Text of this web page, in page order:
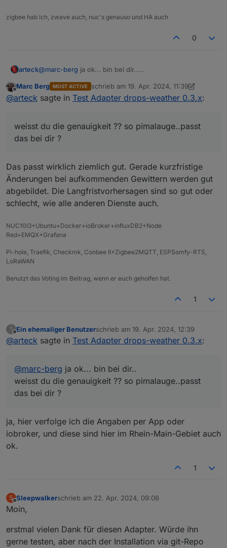
vorgabe wie oft die Daten abgeholt werden
sollte währe auch schön
Aus meiner Sicht besteht die wesentliche Funktion
Vorhersagedaten für den Regen. Da ergibt eine
zigbee hab ich, zwave auch, nuc's genauso und HA auch
0
arteck@marc-berg ja ok... bin bei dir..
bei dir ?
Offline
Marc Berg MOST ACTIVE schrieb am 19. Apr. 2024, 11:39
zuletzt editiert von Marc Berg
@arteck sagte in Test Adapter drops-weather 0.3.x:
weisst du die genauigkeit ?? so pimalauge..passt
das bei dir ?
Das passt wirklich ziemlich gut. Gerade kurzfristige
Änderungen bei aufkommenden Gewittern werden gut
abgebildet. Die Langfristvorhersagen sind so gut oder
schlecht, wie alle anderen Dienste auch.
NUC10I3+Ubuntu+Docker+ioBroker+influxDB2+Node
Red+EMQX+Grafana
Pi-hole, Traefik, Checkmk, Conbee II+Zigbee2MQTT, ESPSomfy-RTS,
LoRaWAN
Benutzt das Voting im Beitrag, wenn er euch geholfen hat.
1
?
Offline
Ein ehemaliger Benutzerschrieb am 19. Apr. 2024, 12:39
zuletzt editiert von
@arteck sagte in Test Adapter drops-weather 0.3.x:
@marc-berg ja ok... bin bei dir..
weisst du die genauigkeit ?? so pimalauge..passt
das bei dir ?
ja, hier verfolge ich die Angaben per App oder
iobroker, und diese sind hier im Rhein-Main-Gebiet auch
ok.
1
S
Offline
Sleepwalkerschrieb am 22. Apr. 2024, 09:06
zuletzt editiert von
Moin,
erstmal vielen Dank für diesen Adapter. Würde ihn
gerne testen, aber nach der Installation via git-Repo